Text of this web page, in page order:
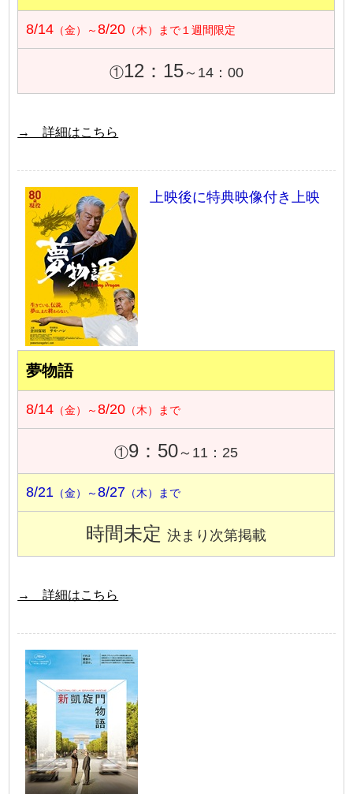
8/14 （金）～8/20 （木）まで１週間限定
①12：15～14：00
→ 詳細はこちら
上映後に特典映像付き上映
夢物語
8/14 （金）～8/20 （木）まで
①9：50～11：25
8/21 （金）～8/27 （木）まで
時間未定決まり次第掲載
→ 詳細はこちら